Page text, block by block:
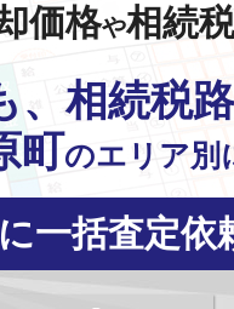
価格や相続
、相続税
町のエリア別
一括査定依